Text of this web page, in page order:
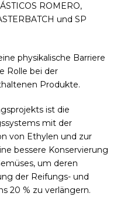
ROMERO,
und SP
physikalische Barriere
Rolle bei der
Produkte.
ist die
mit der
von Ethylen und zur
bessere Konservierung
um deren
der Reifungs- und
20 % zu verlängern.